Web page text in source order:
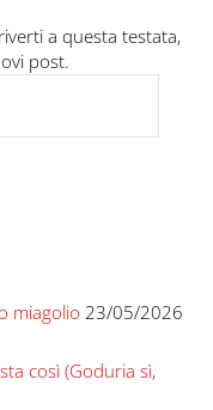
a questa testata,
post.
miagolio 23/05/2026
così (Goduria sì,